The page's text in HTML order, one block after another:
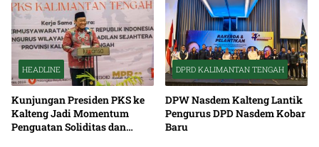
HEADLINE
Kunjungan Presiden PKS ke
Kalteng Jadi Momentum
Penguatan Soliditas dan
DPRD KALIMANTAN TENGAH
DPW Nasdem Kalteng Lantik
Pengurus DPD Nasdem Kobar
Baru